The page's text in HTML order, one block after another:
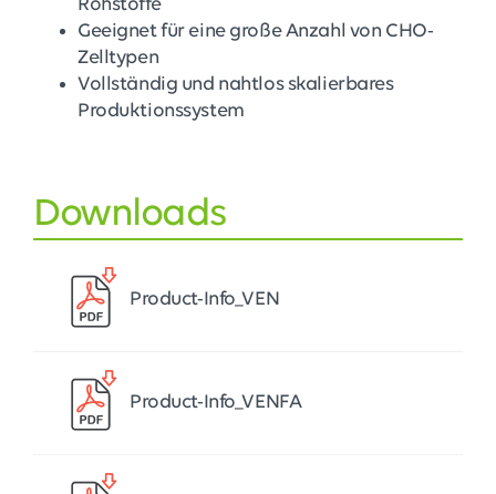
Rohstoffe
Geeignet für eine große Anzahl von CHO-
Zelltypen
Vollständig und nahtlos skalierbares
Produktionssystem
Downloads
Product-Info_VEN
Product-Info_VENFA